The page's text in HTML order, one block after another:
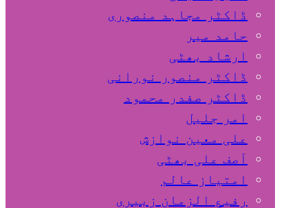
ڈاکٹر مجاہد منصوری
حامد میر
ارشاد بھٹی
ڈاکٹر منصور نورانی
ڈاکٹر صفدر محمود
امر جلیل
علی معین نوازش
آصف علی بھٹی
امتیاز عالم
رفیع الزمان زبیری